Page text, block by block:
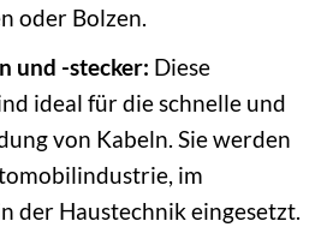
oder Bolzen.
und -stecker: Diese
ideal für die schnelle und
von Kabeln. Sie werden
im
der Haustechnik eingesetzt.